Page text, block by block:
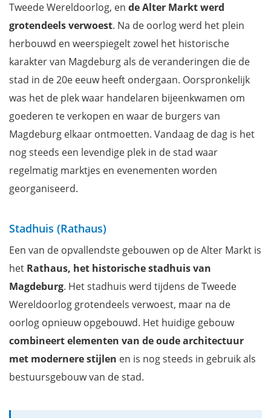
Tweede Wereldoorlog, en de Alter Markt werd
grotendeels verwoest. Na de oorlog werd het plein
herbouwd en weerspiegelt zowel het historische
karakter van Magdeburg als de veranderingen die de
stad in de 20e eeuw heeft ondergaan. Oorspronkelijk
was het de plek waar handelaren bijeenkwamen om
goederen te verkopen en waar de burgers van
Magdeburg elkaar ontmoetten. Vandaag de dag is het
nog steeds een levendige plek in de stad waar
regelmatig marktjes en evenementen worden
georganiseerd.
Stadhuis (Rathaus)
Een van de opvallendste gebouwen op de Alter Markt is
het Rathaus, het historische stadhuis van
Magdeburg. Het stadhuis werd tijdens de Tweede
Wereldoorlog grotendeels verwoest, maar na de
oorlog opnieuw opgebouwd. Het huidige gebouw
combineert elementen van de oude architectuur
met modernere stijlen en is nog steeds in gebruik als
bestuursgebouw van de stad.